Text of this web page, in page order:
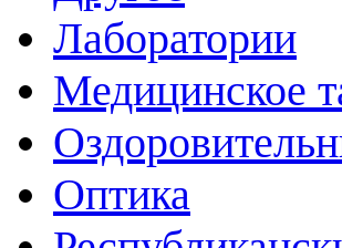
Лаборатории
Медицинское
Оптика